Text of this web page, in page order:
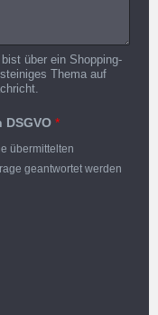
über ein Shopping-
Thema auf
*
übermittelten
geantwortet werden